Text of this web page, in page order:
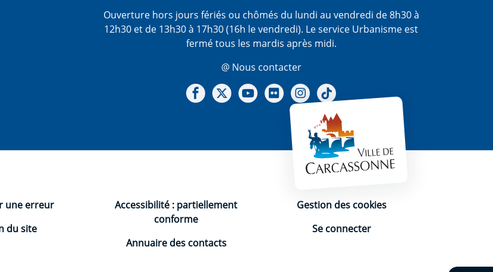
Ouverture hors jours fériés ou chômés du lundi au vendredi de 8h30 à
12h30 et de 13h30 à 17h30 (16h le vendredi). Le service Urbanisme est
fermé tous les mardis après midi.
@ Nous contacter
Notre Facebook
Notre X - (twitter)
Notre chaine Youtube
Notre Gallerie sur Flickr
Notre Instagram
une erreur
du site
Accessibilité : partiellement
conforme
Annuaire des contacts
Gestion des cookies
Se connecter